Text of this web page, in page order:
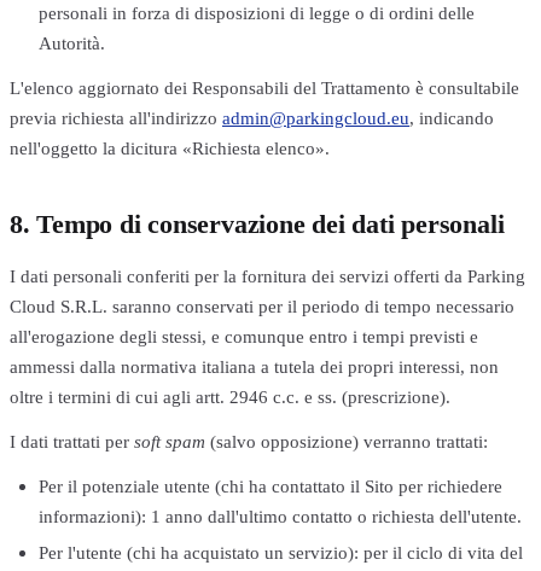
personali in forza di disposizioni di legge o di ordini delle
Autorità.
L'elenco aggiornato dei Responsabili del Trattamento è consultabile
previa richiesta all'indirizzo admin@parkingcloud.eu, indicando
nell'oggetto la dicitura «Richiesta elenco».
8. Tempo di conservazione dei dati personali
I dati personali conferiti per la fornitura dei servizi offerti da Parking
Cloud S.R.L. saranno conservati per il periodo di tempo necessario
all'erogazione degli stessi, e comunque entro i tempi previsti e
ammessi dalla normativa italiana a tutela dei propri interessi, non
oltre i termini di cui agli artt. 2946 c.c. e ss. (prescrizione).
I dati trattati per soft spam (salvo opposizione) verranno trattati:
Per il potenziale utente (chi ha contattato il Sito per richiedere
informazioni): 1 anno dall'ultimo contatto o richiesta dell'utente.
Per l'utente (chi ha acquistato un servizio): per il ciclo di vita del